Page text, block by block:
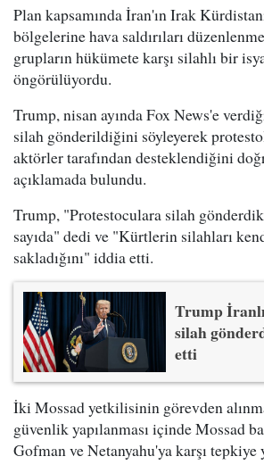
Plan kapsamında İran'ın Irak Kürdistanı
bölgelerine hava saldırıları
grupların hükümete karşı silahlı bir
öngörülüyordu.
Trump, nisan ayında Fox News'e
silah gönderildiğini söyleyerek
aktörler tarafından desteklendiğini
açıklamada bulundu.
Trump, "Protestoculara silah
sayıda" dedi ve "Kürtlerin silahları
sakladığını" iddia etti.
Trump
silah
etti
İki Mossad yetkilisinin görevden
güvenlik yapılanması içinde Mossad
Gofman ve Netanyahu'ya karşı tepkiye